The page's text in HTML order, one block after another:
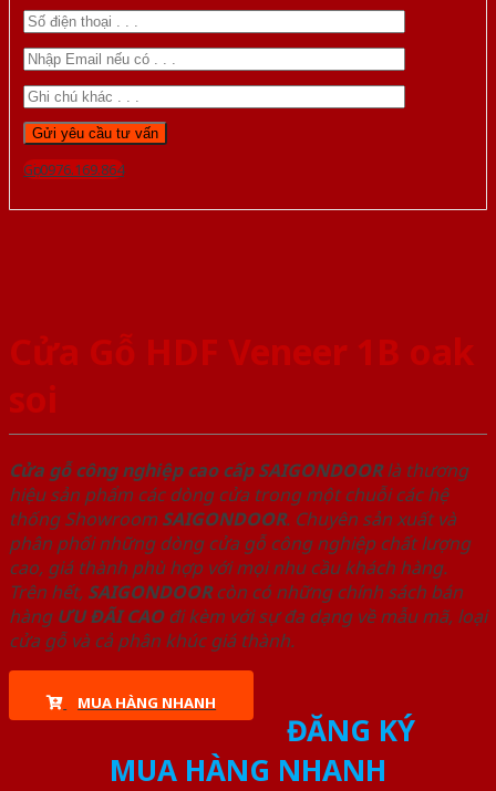
Gọi 0976.169.864
Cửa Gỗ HDF Veneer 1B oak
soi
Cửa gỗ công nghiệp cao cấp SAIGONDOORlà thương
hiệu sản phẩm các dòng cửa trong một chuỗi các hệ
thống Showroom SAIGONDOOR. Chuyên sản xuất và
phân phối những dòng cửa gỗ công nghiệp chất lượng
cao, giá thành phù hợp với mọi nhu cầu khách hàng.
Trên hết, SAIGONDOORcòn có những chính sách bán
hàng ƯU ĐÃI CAOđi kèm với sự đa dạng về mẫu mã, loại
cửa gỗ và cả phân khúc giá thành.
MUA HÀNG NHANH
ĐĂNG KÝ
MUA HÀNG NHANH